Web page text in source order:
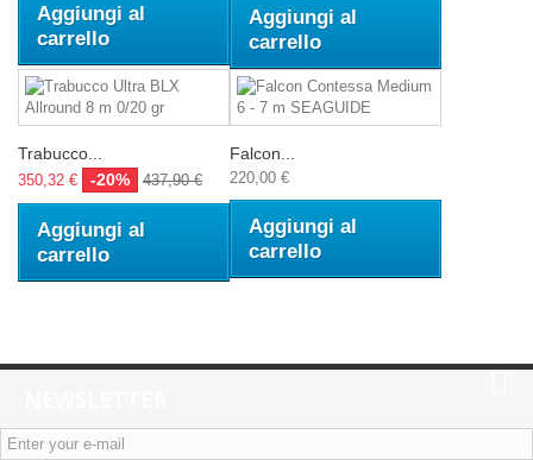
Aggiungi al
carrello
Aggiungi al
carrello
Trabucco...
350,32 € -20% 437,90 €
Aggiungi al
carrello
Falcon...
220,00 €
Aggiungi al
carrello